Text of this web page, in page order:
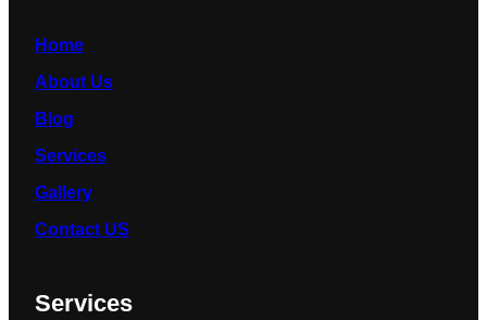
Home
About Us
Blog
Services
Gallery
Contact US
Services